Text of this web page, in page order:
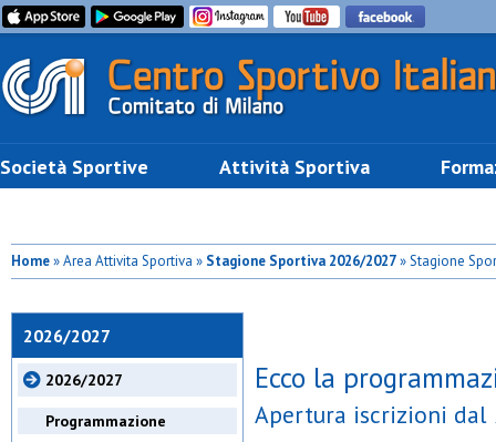
Società Sportive Attività Sportiva
Home» Area Attivita Sportiva » Stagione Sportiva 2026/2027» Stagione
2026/2027
2026/2027
Programmazione
Ecco la
Apertura iscrizioni